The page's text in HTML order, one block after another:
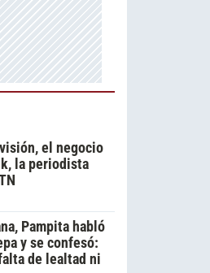
el negocio
la periodista
Pampita habló
y se confesó:
de lealtad ni